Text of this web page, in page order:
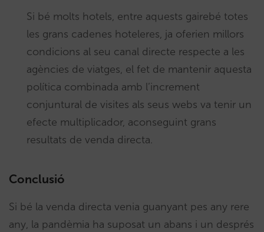
Si bé molts hotels, entre aquests gairebé totes
les grans cadenes hoteleres, ja oferien millors
condicions al seu canal directe respecte a les
agències de viatges, el fet de mantenir aquesta
política combinada amb l’increment
conjuntural de visites als seus webs va tenir un
efecte multiplicador, aconseguint grans
resultats de venda directa.
Conclusió
Si bé la venda directa venia guanyant pes any rere
any, la pandèmia ha suposat un abans i un després